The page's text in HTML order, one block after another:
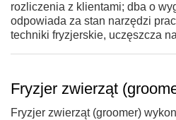
rozliczenia z klientami; dba o
odpowiada za stan narzędzi
techniki fryzjerskie, uczęszcza
Fryzjer zwierząt
Fryzjer zwierząt (groomer)